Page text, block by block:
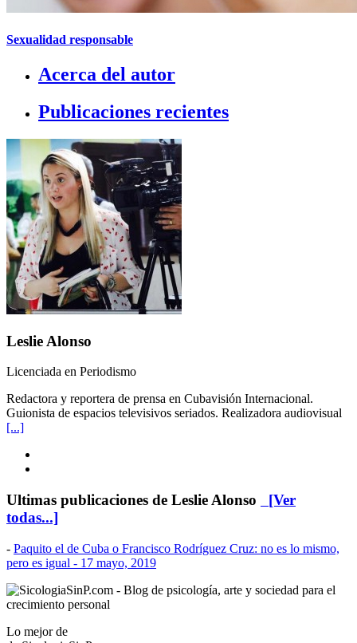
Sexualidad responsable
Acerca del autor
Publicaciones recientes
Leslie Alonso
Licenciada en Periodismo
Redactora y reportera de prensa en Cubavisión Internacional.
Guionista de espacios televisivos seriados. Realizadora audiovisual
[...]
Ultimas publicaciones de Leslie Alonso
[Ver
todas...]
- Paquito el de Cuba o Francisco Rodríguez Cruz: no es lo mismo,
pero es igual - 17 mayo, 2019
Lo mejor de